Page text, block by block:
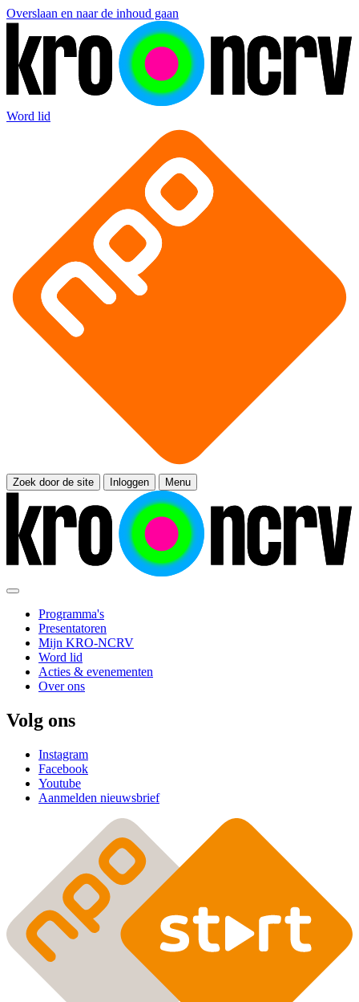
Overslaan en naar de inhoud gaan
Word lid
Zoek door de site Inloggen Menu
Programma's
Presentatoren
Mijn KRO-NCRV
Word lid
Acties & evenementen
Over ons
Volg ons
Instagram
Facebook
Youtube
Aanmelden nieuwsbrief